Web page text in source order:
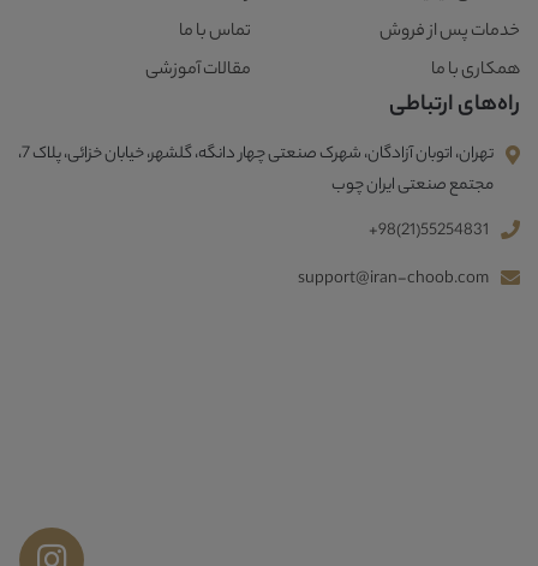
خدمات پس از فروش
همکاری با ما
تماس با ما
مقالات آموزشی
راه‌های ارتباطی
تهران، اتوبان آزادگان، شهرک صنعتی چهار دانگه، گلشهر، خیابان خزائی، پلاک 7،
مجتمع صنعتی ایران چوب
+98(21)55254831
support@iran-choob.com